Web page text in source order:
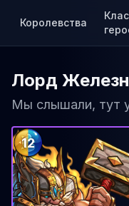
Королевства
Лорд
Мы слышали, тут
12